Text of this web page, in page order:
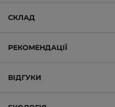
СКЛАД
РЕКОМЕНДАЦІЇ
ВІДГУКИ